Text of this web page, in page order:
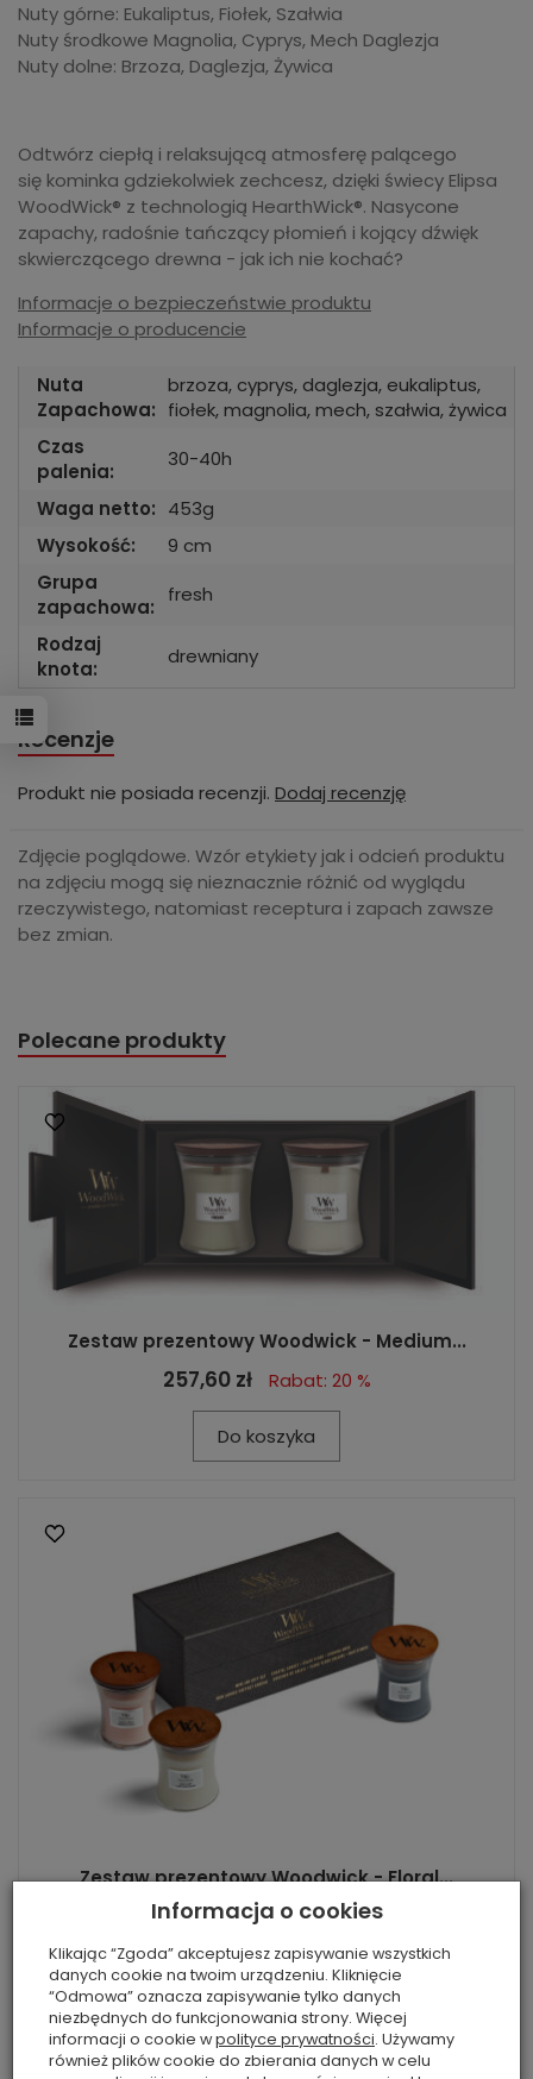
Nuty górne: Eukaliptus, Fiołek, Szałwia
Nuty środkowe Magnolia, Cyprys, Mech Daglezja
Nuty dolne: Brzoza, Daglezja, Żywica
Odtwórz ciepłą i relaksującą atmosferę palącego
się kominka gdziekolwiek zechcesz, dzięki świecy Elipsa
WoodWick® z technologią HearthWick®. Nasycone
zapachy, radośnie tańczący płomień i kojący dźwięk
skwierczącego drewna - jak ich nie kochać?
Informacje o bezpieczeństwie produktu
Informacje o producencie
Nuta
Zapachowa:
brzoza, cyprys, daglezja, eukaliptus,
fiołek, magnolia, mech, szałwia, żywica
Czas
palenia:
30-40h
Waga netto: 453g
Wysokość:
9 cm
Grupa
zapachowa:
fresh
Rodzaj
knota:
drewniany
Recenzje
Produkt nie posiada recenzji. Dodaj recenzję
Zdjęcie poglądowe. Wzór etykiety jak i odcień produktu
na zdjęciu mogą się nieznacznie różnić od wyglądu
rzeczywistego, natomiast receptura i zapach zawsze
bez zmian.
Polecane produkty
Zestaw prezentowy Woodwick - Medium...
257,60 zł Rabat: 20 %
Do koszyka
Zestaw prezentowy Woodwick - Floral...
179,20 zł Rabat: 20 %
Do koszyka
Informacja o cookies
Klikając “Zgoda” akceptujesz zapisywanie wszystkich
danych cookie na twoim urządzeniu. Kliknięcie
“Odmowa” oznacza zapisywanie tylko danych
niezbędnych do funkcjonowania strony. Więcej
informacji o cookie wpolityce prywatności. Używamy
również plików cookie do zbierania danych w celu